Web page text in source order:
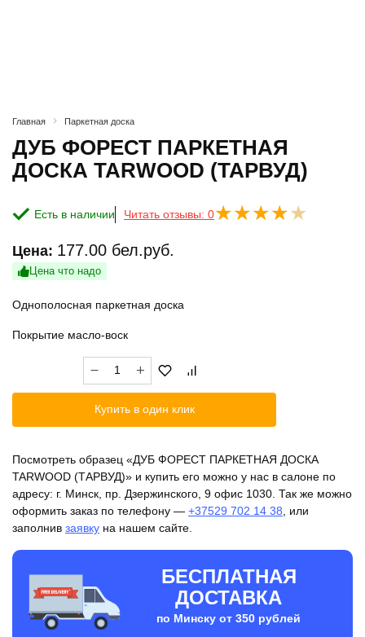
Главная Паркетная доска
ДУБ ФОРЕСТ ПАРКЕТНАЯ
ДОСКА TARWOOD (ТАРВУД)
Есть в наличии Читать отзывы: 0
Цена: 177.00 бел.руб.
Цена что надо
Однополосная паркетная доска
Покрытие масло-воск
Количество
товара
ФОРЕСТ
TARWOOD
(ТАРВУД)
Купить в один клик
Посмотреть образец «ДУБ ФОРЕСТ ПАРКЕТНАЯ ДОСКА
TARWOOD (ТАРВУД)» и купить его можно у нас в салоне по
адресу: г. Минск, пр. Дзержинского, 9 офис 1030. Так же можно
оформить заказ по телефону — +37529 702 14 38 , или
заполнив заявку на нашем сайте.
БЕСПЛАТНАЯ
ДОСТАВКА
по Минску от 350 рублей